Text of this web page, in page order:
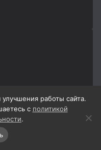
улучшения работы сайта.
с политикой
.